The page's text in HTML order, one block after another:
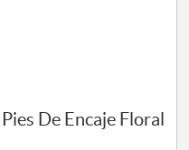
De Encaje Floral